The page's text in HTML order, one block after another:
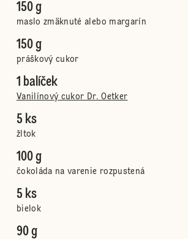
150 g
maslo zmäknuté alebo margarín
150 g
práškový cukor
1 balíček
Vanilínový cukor Dr. Oetker
5 ks
žltok
100 g
čokoláda na varenie rozpustená
5 ks
bielok
90 g